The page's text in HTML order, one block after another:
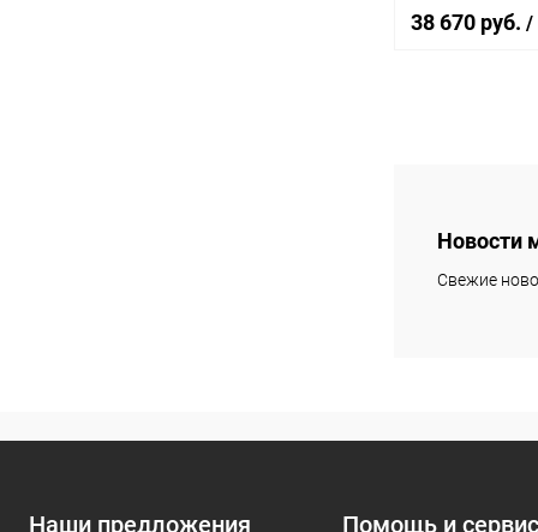
38 670 руб. /
Новости
Свежие
Наши предложения Помощь и